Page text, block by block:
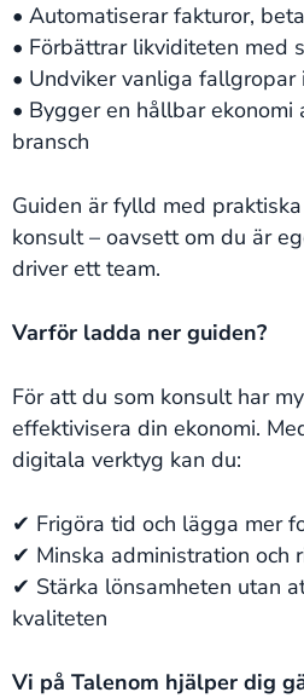
• Automatiserar fakturor,
• Förbättrar likviditeten med
• Undviker vanliga fallgropar
• Bygger en hållbar ekonomi
bransch
Guiden är fylld med
konsult – oavsett om du är
driver ett team.
Varför ladda ner guiden?
För att du som konsult har
effektivisera din ekonomi.
digitala verktyg kan du:
✔ Frigöra tid och lägga mer
✔ Minska administration och
✔ Stärka lönsamheten utan
kvaliteten
Vi på Talenom hjälper dig